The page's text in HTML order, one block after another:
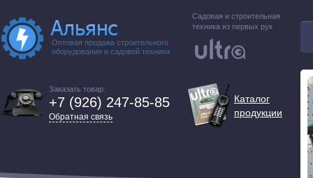
Оптовая продажа строительного
оборудования и садовой техники
Садовая и строительная
техника из первых рук
Заказать товар:
+7 (926) 247-85-85
Обратная связь
Каталог
продукции